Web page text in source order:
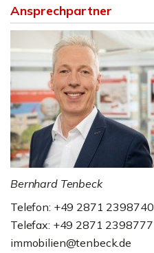
Ansprechpartner
Bernhard Tenbeck
Telefon: +49 2871 2398740
Telefax: +49 2871 2398777
immobilien@tenbeck.de